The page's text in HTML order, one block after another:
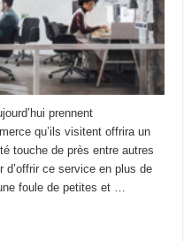
prennent
qu’ils visitent offrira un
touche de près entre autres
d’offrir ce service en plus de
foule de petites et …